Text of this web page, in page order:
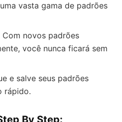
vasta gama de padrões
Com novos padrões
você nunca ficará sem
e salve seus padrões
rápido.
By Step: